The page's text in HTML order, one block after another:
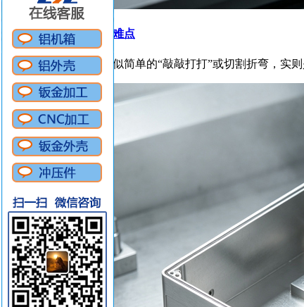
钣金加工工艺的难点
钣金加工虽然看似简单的“敲敲打打”或切割折弯，实